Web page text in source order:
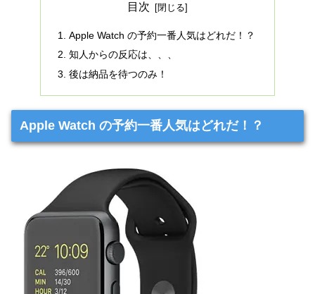
目次
Apple Watch の予約一番人気はどれだ！？
知人からの反応は、、、
後は納品を待つのみ！
Apple Watch の予約一番人気はどれだ！？